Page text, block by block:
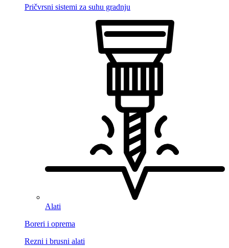
Pričvrsni sistemi za suhu gradnju
Alati
Boreri i oprema
Rezni i brusni alati